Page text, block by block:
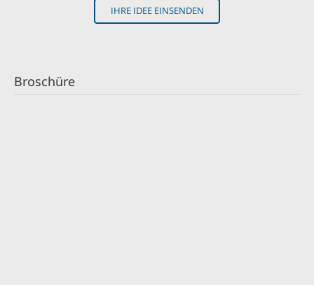
IHRE IDEE EINSENDEN
Broschüre